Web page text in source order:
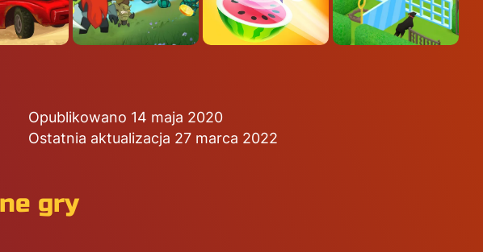
Opublikowano 14 maja 2020
Ostatnia aktualizacja 27 marca 2022
gry